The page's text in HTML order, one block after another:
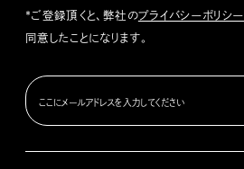
*ご登録頂くと、弊社のプライバシーポリシー
同意したことになります。